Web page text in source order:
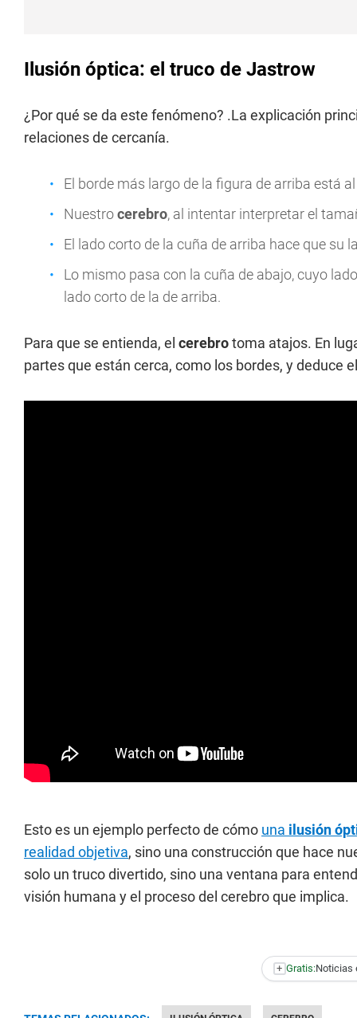
Ilusión óptica: el truco de Jastrow
¿Por qué se da este fenómeno? .La explicación
relaciones de cercanía.
El borde más largo de la figura de arriba está
Nuestrocerebro, al intentar interpretar el
El lado corto de la cuña de arriba hace que su
Lo mismo pasa con la cuña de abajo, cuyo
lado corto de la de arriba.
Para que se entienda, el cerebrotoma atajos. En
partes que están cerca, como los bordes, y deduce
Esto es un ejemplo perfecto de cómo una ilusión
realidad objetiva, sino una construcción que hace
solo un truco divertido, sino una ventana para
visión humana y el proceso del cerebro que implica.
+ Gratis:Noticias